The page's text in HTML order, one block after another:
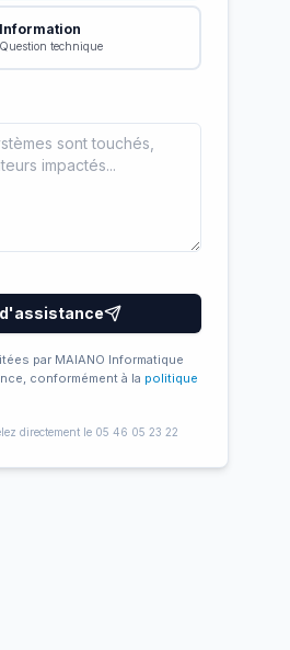
Information
Question technique
d'assistance
par MAIANO Informatique
conformément à la politique
directement le 05 46 05 23 22